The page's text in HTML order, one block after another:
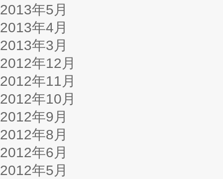
2013年5月
2013年4月
2013年3月
2012年12月
2012年11月
2012年10月
2012年9月
2012年8月
2012年6月
2012年5月